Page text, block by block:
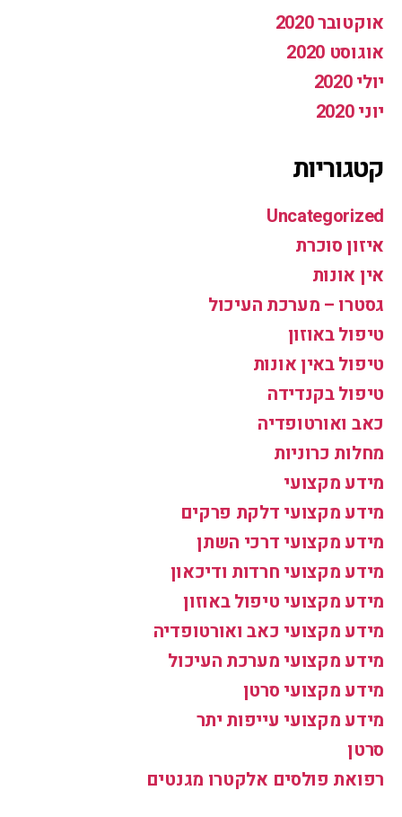
אוקטובר 2020
אוגוסט 2020
יולי 2020
יוני 2020
קטגוריות
Uncategorized
איזון סוכרת
אין אונות
גסטרו – מערכת העיכול
טיפול באוזון
טיפול באין אונות
טיפול בקנדידה
כאב ואורטופדיה
מחלות כרוניות
מידע מקצועי
מידע מקצועי דלקת פרקים
מידע מקצועי דרכי השתן
מידע מקצועי חרדות ודיכאון
מידע מקצועי טיפול באוזון
מידע מקצועי כאב ואורטופדיה
מידע מקצועי מערכת העיכול
מידע מקצועי סרטן
מידע מקצועי עייפות יתר
סרטן
רפואת פולסים אלקטרו מגנטים